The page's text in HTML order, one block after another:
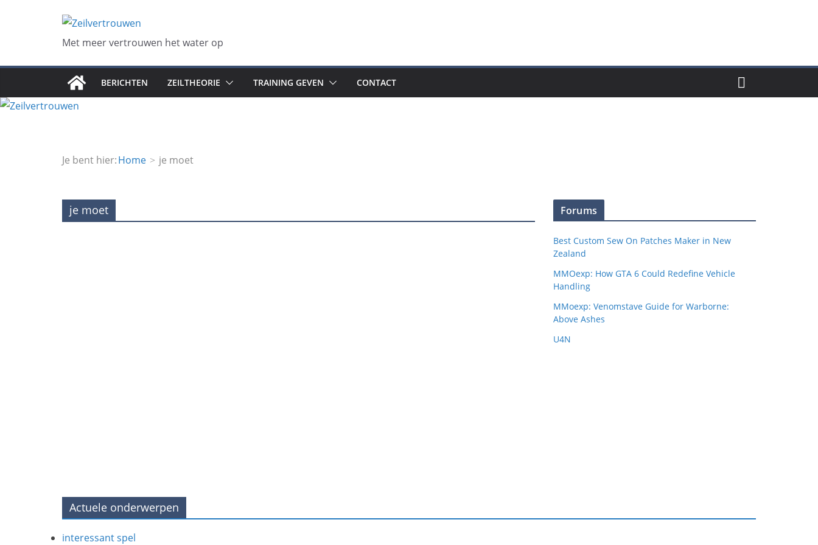
Met meer vertrouwen het water op
BERICHTEN ZEILTHEORIE TRAINING GEVEN CONTACT
Je bent hier:Home je moet
je moet Forums
Best Custom Sew On Patches Maker in New
Zealand
MMOexp: How GTA 6 Could Redefine Vehicle
Handling
MMoexp: Venomstave Guide for Warborne:
Above Ashes
U4N
Actuele onderwerpen
interessant spel